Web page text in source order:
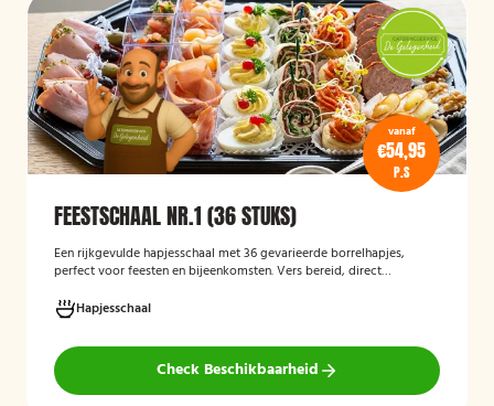
vanaf
€54,95
P.S
FEESTSCHAAL NR.1 (36 STUKS)
Een rijkgevulde hapjesschaal met 36 gevarieerde borrelhapjes,
perfect voor feesten en bijeenkomsten. Vers bereid, direct
Hapjesschaal
Check Beschikbaarheid